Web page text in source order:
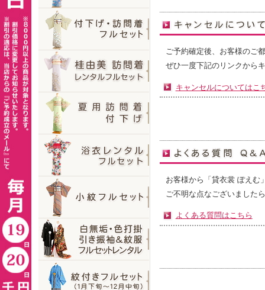
ご予約確定後、お客様のご
ぜひ一度下記のリンクから
キャンセルについてはこ
お客様から「貸衣裳 ぽえむ
ご不明な点なございました
よくある質問はこちら